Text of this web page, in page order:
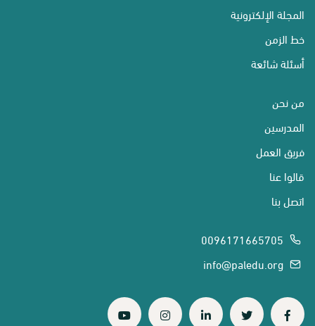
المجلة الإلكترونية
خط الزمن
أسئلة شائعة
من نحن
المدرسين
فريق العمل
قالوا عنا
اتصل بنا
0096171665705
info@paledu.org